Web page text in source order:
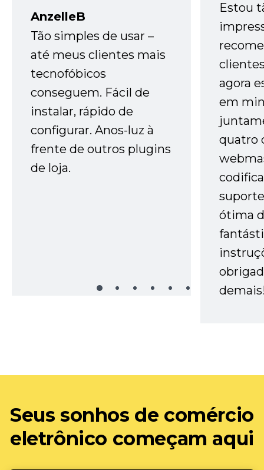
AnzelleB
Tão simples de usar –
até meus clientes mais
tecnofóbicos
conseguem. Fácil de
instalar, rápido de
configurar. Anos-luz à
frente de outros plugins
de loja.
Estou
agora
em
quatro
ótima
Seus sonhos de comércio
eletrônico começam aqui